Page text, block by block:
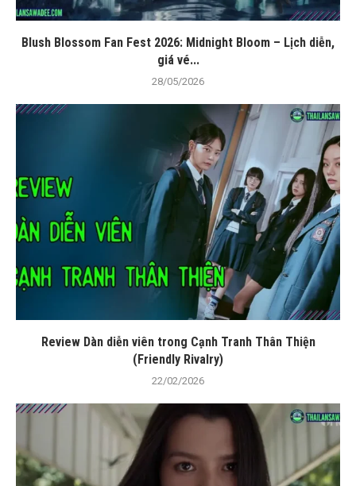
Blush Blossom Fan Fest 2026: Midnight Bloom – Lịch diễn,
giá vé...
28/05/2026
Review Dàn diễn viên trong Cạnh Tranh Thân Thiện
(Friendly Rivalry)
22/02/2026